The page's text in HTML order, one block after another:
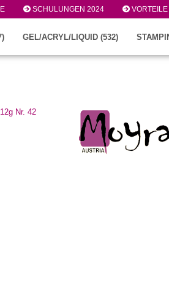
SCHULUNGEN 2024 VORTEILE
GEL/ACRYL/LIQUID (532)